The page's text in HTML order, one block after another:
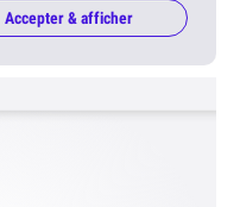
Accepter & afficher